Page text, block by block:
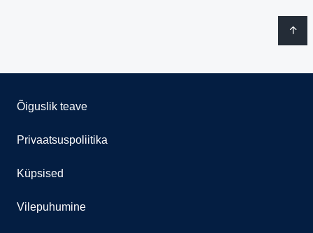
Õiguslik teave
Privaatsuspoliitika
Küpsised
Vilepuhumine